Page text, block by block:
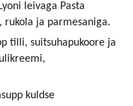
leivaga Pasta
rukola ja parmesaniga.
tilli, suitsuhapukoore ja
kuldse